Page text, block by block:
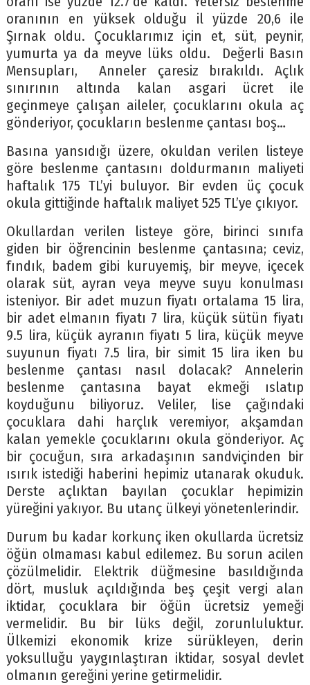
oranının en yüksek olduğu il yüzde 20,6 ile
Şırnak oldu. Çocuklarımız için et, süt, peynir,
yumurta ya da meyve lüks oldu. Değerli Basın
Mensupları, Anneler çaresiz bırakıldı. Açlık
sınırının altında kalan asgari ücret ile
geçinmeye çalışan aileler, çocuklarını okula aç
gönderiyor, çocukların beslenme çantası boş…
Basına yansıdığı üzere, okuldan verilen listeye
göre beslenme çantasını doldurmanın maliyeti
haftalık 175 TL’yi buluyor. Bir evden üç çocuk
okula gittiğinde haftalık maliyet 525 TL’ye çıkıyor.
Okullardan verilen listeye göre, birinci sınıfa
giden bir öğrencinin beslenme çantasına; ceviz,
fındık, badem gibi kuruyemiş, bir meyve, içecek
olarak süt, ayran veya meyve suyu konulması
isteniyor. Bir adet muzun fiyatı ortalama 15 lira,
bir adet elmanın fiyatı 7 lira, küçük sütün fiyatı
9.5 lira, küçük ayranın fiyatı 5 lira, küçük meyve
suyunun fiyatı 7.5 lira, bir simit 15 lira iken bu
beslenme çantası nasıl dolacak? Annelerin
beslenme çantasına bayat ekmeği ıslatıp
koyduğunu biliyoruz. Veliler, lise çağındaki
çocuklara dahi harçlık veremiyor, akşamdan
kalan yemekle çocuklarını okula gönderiyor. Aç
bir çocuğun, sıra arkadaşının sandviçinden bir
ısırık istediği haberini hepimiz utanarak okuduk.
Derste açlıktan bayılan çocuklar hepimizin
yüreğini yakıyor. Bu utanç ülkeyi yönetenlerindir.
Durum bu kadar korkunç iken okullarda ücretsiz
öğün olmaması kabul edilemez. Bu sorun acilen
çözülmelidir. Elektrik düğmesine basıldığında
dört, musluk açıldığında beş çeşit vergi alan
iktidar, çocuklara bir öğün ücretsiz yemeği
vermelidir. Bu bir lüks değil, zorunluluktur.
Ülkemizi ekonomik krize sürükleyen, derin
yoksulluğu yaygınlaştıran iktidar, sosyal devlet
olmanın gereğini yerine getirmelidir.